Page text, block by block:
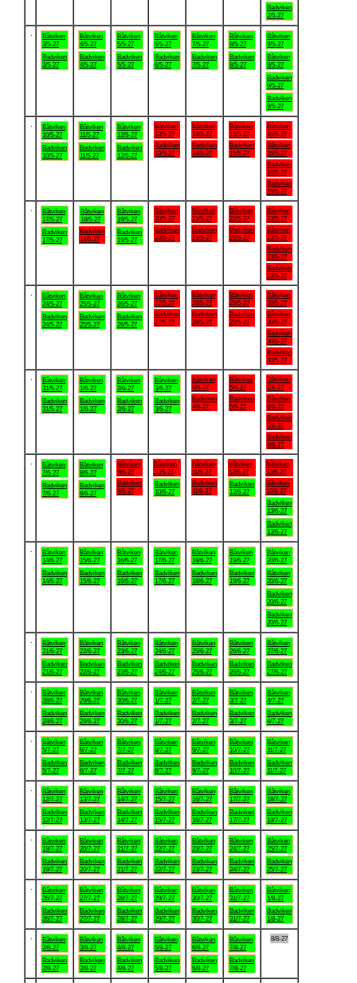
Badviken
2/5-27
Båtviken
3/5-27
Badviken
3/5-27
Båtviken
4/5-27
Badviken
4/5-27
Båtviken
5/5-27
Badviken
5/5-27
Båtviken
6/5-27
Badviken
6/5-27
Båtviken
7/5-27
Badviken
7/5-27
Båtviken
8/5-27
Badviken
8/5-27
Båtviken
9/5-27
Båtviken
9/5-27
Badviken
9/5-27
Badviken
9/5-27
Båtviken
10/5-27
Badviken
10/5-27
Båtviken
11/5-27
Badviken
11/5-27
Båtviken
12/5-27
Badviken
12/5-27
Båtviken
13/5-27
Badviken
13/5-27
Båtviken
14/5-27
Badviken
14/5-27
Båtviken
15/5-27
Badviken
15/5-27
Båtviken
16/5-27
Båtviken
16/5-27
Badviken
16/5-27
Badviken
16/5-27
Båtviken
17/5-27
Badviken
17/5-27
Båtviken
18/5-27
Badviken
18/5-27
Båtviken
19/5-27
Badviken
19/5-27
Båtviken
20/5-27
Badviken
20/5-27
Båtviken
21/5-27
Badviken
21/5-27
Båtviken
22/5-27
Badviken
22/5-27
Båtviken
23/5-27
Båtviken
23/5-27
Badviken
23/5-27
Badviken
23/5-27
Båtviken
24/5-27
Badviken
24/5-27
Båtviken
25/5-27
Badviken
25/5-27
Båtviken
26/5-27
Badviken
26/5-27
Båtviken
27/5-27
Badviken
27/5-27
Båtviken
28/5-27
Badviken
28/5-27
Båtviken
29/5-27
Badviken
29/5-27
Båtviken
30/5-27
Båtviken
30/5-27
Badviken
30/5-27
Badviken
30/5-27
Båtviken
31/5-27
Badviken
31/5-27
Båtviken
1/6-27
Badviken
1/6-27
Båtviken
2/6-27
Badviken
2/6-27
Båtviken
3/6-27
Badviken
3/6-27
Båtviken
4/6-27
Badviken
4/6-27
Båtviken
5/6-27
Badviken
5/6-27
Båtviken
6/6-27
Båtviken
6/6-27
Badviken
6/6-27
Badviken
6/6-27
Båtviken
7/6-27
Badviken
7/6-27
Båtviken
8/6-27
Badviken
8/6-27
Båtviken
9/6-27
Badviken
9/6-27
Båtviken
10/6-27
Badviken
10/6-27
Båtviken
11/6-27
Badviken
11/6-27
Båtviken
12/6-27
Badviken
12/6-27
Båtviken
13/6-27
Båtviken
13/6-27
Badviken
13/6-27
Badviken
13/6-27
Båtviken
14/6-27
Badviken
14/6-27
Båtviken
15/6-27
Badviken
15/6-27
Båtviken
16/6-27
Badviken
16/6-27
Båtviken
17/6-27
Badviken
17/6-27
Båtviken
18/6-27
Badviken
18/6-27
Båtviken
19/6-27
Badviken
19/6-27
Båtviken
20/6-27
Båtviken
20/6-27
Badviken
20/6-27
Badviken
20/6-27
Båtviken
21/6-27
Badviken
21/6-27
Båtviken
22/6-27
Badviken
22/6-27
Båtviken
23/6-27
Badviken
23/6-27
Båtviken
24/6-27
Badviken
24/6-27
Båtviken
25/6-27
Badviken
25/6-27
Båtviken
26/6-27
Badviken
26/6-27
Båtviken
27/6-27
Badviken
27/6-27
Båtviken
28/6-27
Badviken
28/6-27
Båtviken
29/6-27
Badviken
29/6-27
Båtviken
30/6-27
Badviken
30/6-27
Båtviken
1/7-27
Badviken
1/7-27
Båtviken
2/7-27
Badviken
2/7-27
Båtviken
3/7-27
Badviken
3/7-27
Båtviken
4/7-27
Badviken
4/7-27
Båtviken
5/7-27
Badviken
5/7-27
Båtviken
6/7-27
Badviken
6/7-27
Båtviken
7/7-27
Badviken
7/7-27
Båtviken
8/7-27
Badviken
8/7-27
Båtviken
9/7-27
Badviken
9/7-27
Båtviken
10/7-27
Badviken
10/7-27
Båtviken
11/7-27
Badviken
11/7-27
Båtviken
12/7-27
Badviken
12/7-27
Båtviken
13/7-27
Badviken
13/7-27
Båtviken
14/7-27
Badviken
14/7-27
Båtviken
15/7-27
Badviken
15/7-27
Båtviken
16/7-27
Badviken
16/7-27
Båtviken
17/7-27
Badviken
17/7-27
Båtviken
18/7-27
Badviken
18/7-27
Båtviken
19/7-27
Badviken
19/7-27
Båtviken
20/7-27
Badviken
20/7-27
Båtviken
21/7-27
Badviken
21/7-27
Båtviken
22/7-27
Badviken
22/7-27
Båtviken
23/7-27
Badviken
23/7-27
Båtviken
24/7-27
Badviken
24/7-27
Båtviken
25/7-27
Badviken
25/7-27
Båtviken
26/7-27
Badviken
26/7-27
Båtviken
27/7-27
Badviken
27/7-27
Båtviken
28/7-27
Badviken
28/7-27
Båtviken
29/7-27
Badviken
29/7-27
Båtviken
30/7-27
Badviken
30/7-27
Båtviken
31/7-27
Badviken
31/7-27
Båtviken
1/8-27
Badviken
1/8-27
Båtviken
2/8-27
Badviken
2/8-27
Båtviken
3/8-27
Badviken
3/8-27
Båtviken
4/8-27
Badviken
4/8-27
Båtviken
5/8-27
Badviken
5/8-27
Båtviken
6/8-27
Badviken
6/8-27
Båtviken
7/8-27
Badviken
7/8-27
8/8-27